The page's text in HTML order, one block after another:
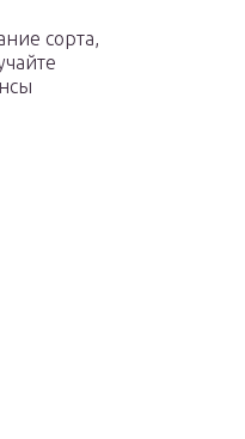
сорта,